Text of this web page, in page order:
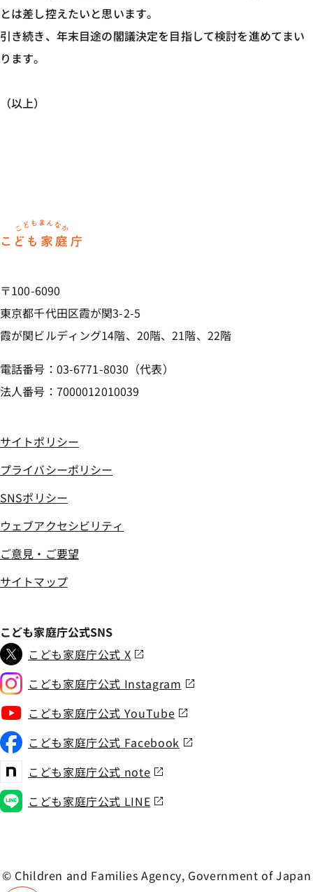
とは差し控えたいと思います。
引き続き、年末目途の閣議決定を目指して検討を進めてまい
ります。
（以上）
〒100-6090
東京都千代田区霞が関3-2-5
霞が関ビルディング14階、20階、21階、22階
電話番号：03-6771-8030（代表）
法人番号：7000012010039
サイトポリシー
プライバシーポリシー
SNSポリシー
ウェブアクセシビリティ
ご意見・ご要望
サイトマップ
こども家庭庁公式SNS
こども家庭庁公式 X
こども家庭庁公式 Instagram
こども家庭庁公式 YouTube
こども家庭庁公式 Facebook
こども家庭庁公式 note
こども家庭庁公式 LINE
© Children and Families Agency, Government of Japan